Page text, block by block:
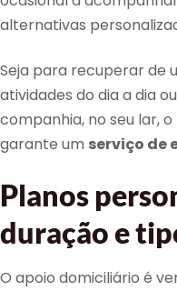
alternativas
Seja para recuperar de
atividades do dia a dia
companhia, no seu lar,
garante um serviço de
Planos
duração e
O apoio domiciliário é